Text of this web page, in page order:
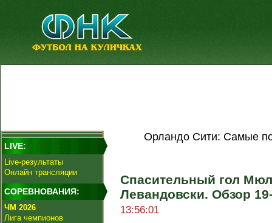
LIVE:
Live-результаты
Онлайн трансляции
СОРЕВНОВАНИЯ:
ЧМ 2026
Лига чемпионов
Орландо Сити: Самые
Спасительный гол
Левандовски. Обзор
13:56:01